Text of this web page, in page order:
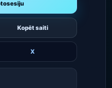
Kopēt saiti
X